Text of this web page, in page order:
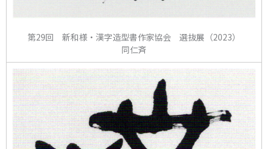
第29回 新和様・漢字造型書作家協会 選抜展（2023）
同仁斉